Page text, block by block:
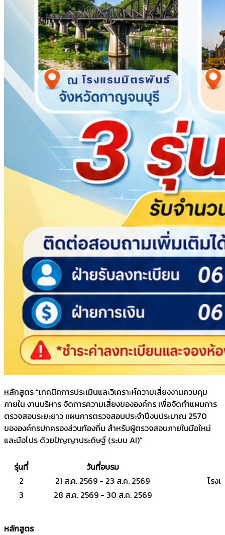
หลักสูตร “เทคนิคการประเมินและวิเคราะห์ความเสี่ยงงานควบคุม
ภายใน งานบริหาร จัดการความเสี่ยงขององค์กร เพื่อจัดทําแผนการ
ตรวจสอบระยะยาว แผนการตรวจสอบประจําปีงบประมาณ 2570
ขององค์กรปกครองส่วนท้องถิ่น สําหรับผู้ตรวจสอบภายในมือใหม่
และมือโปร ด้วยปัญญาประดิษฐ์ (ระบบ AI)”
รุ่นที่
วันที่อบรม
2
21 ส.ค. 2569 - 23 ส.ค. 2569
โรง
3
28 ส.ค. 2569 - 30 ส.ค. 2569
หลักสูตร